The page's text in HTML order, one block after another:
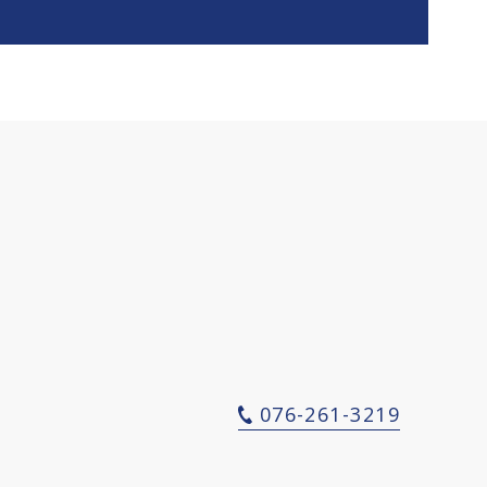
076-261-3219